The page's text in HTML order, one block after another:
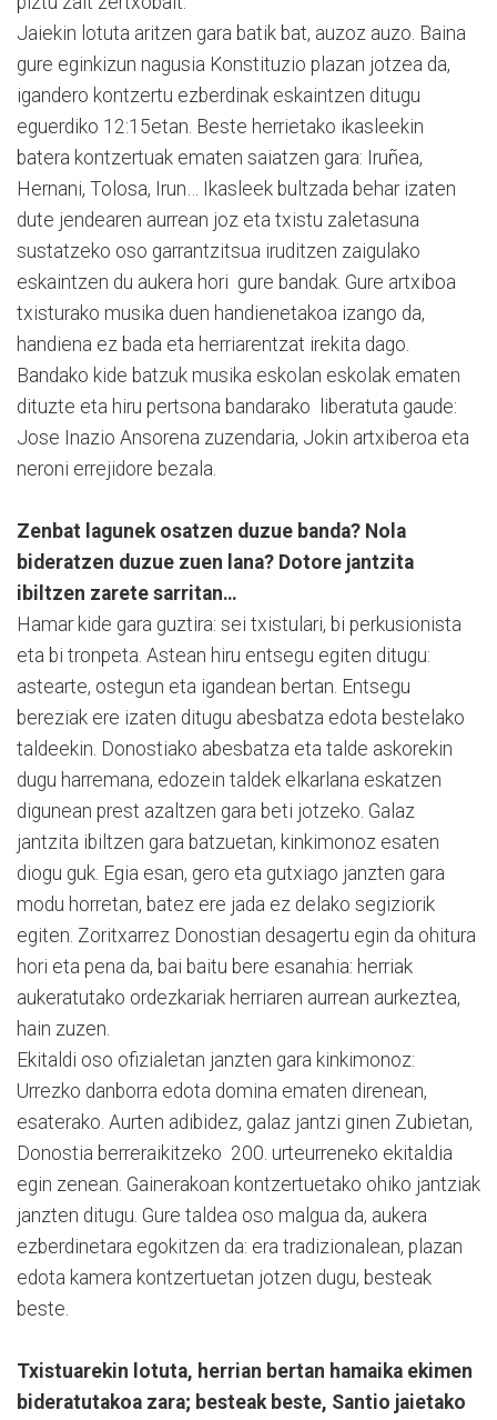
Jaiekin lotuta aritzen gara batik bat, auzoz auzo. Baina
gure eginkizun nagusia Konstituzio plazan jotzea da,
igandero kontzertu ezberdinak eskaintzen ditugu
eguerdiko 12:15etan. Beste herrietako ikasleekin
batera kontzertuak ematen saiatzen gara: Iruñea,
Hernani, Tolosa, Irun… Ikasleek bultzada behar izaten
dute jendearen aurrean joz eta txistu zaletasuna
sustatzeko oso garrantzitsua iruditzen zaigulako
eskaintzen du aukera hori gure bandak. Gure artxiboa
txisturako musika duen handienetakoa izango da,
handiena ez bada eta herriarentzat irekita dago.
Bandako kide batzuk musika eskolan eskolak ematen
dituzte eta hiru pertsona bandarako liberatuta gaude:
Jose Inazio Ansorena zuzendaria, Jokin artxiberoa eta
neroni errejidore bezala.
Zenbat lagunek osatzen duzue banda? Nola
bideratzen duzue zuen lana? Dotore jantzita
ibiltzen zarete sarritan…
Hamar kide gara guztira: sei txistulari, bi perkusionista
eta bi tronpeta. Astean hiru entsegu egiten ditugu:
astearte, ostegun eta igandean bertan. Entsegu
bereziak ere izaten ditugu abesbatza edota bestelako
taldeekin. Donostiako abesbatza eta talde askorekin
dugu harremana, edozein taldek elkarlana eskatzen
digunean prest azaltzen gara beti jotzeko. Galaz
jantzita ibiltzen gara batzuetan, kinkimonoz esaten
diogu guk. Egia esan, gero eta gutxiago janzten gara
modu horretan, batez ere jada ez delako segiziorik
egiten. Zoritxarrez Donostian desagertu egin da ohitura
hori eta pena da, bai baitu bere esanahia: herriak
aukeratutako ordezkariak herriaren aurrean aurkeztea,
hain zuzen.
Ekitaldi oso ofizialetan janzten gara kinkimonoz:
Urrezko danborra edota domina ematen direnean,
esaterako. Aurten adibidez, galaz jantzi ginen Zubietan,
Donostia berreraikitzeko 200. urteurreneko ekitaldia
egin zenean. Gainerakoan kontzertuetako ohiko jantziak
janzten ditugu. Gure taldea oso malgua da, aukera
ezberdinetara egokitzen da: era tradizionalean, plazan
edota kamera kontzertuetan jotzen dugu, besteak
beste.
Txistuarekin lotuta, herrian bertan hamaika ekimen
bideratutakoa zara; besteak beste, Santio jaietako